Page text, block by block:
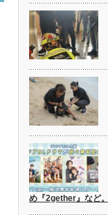
め『2gether』など。